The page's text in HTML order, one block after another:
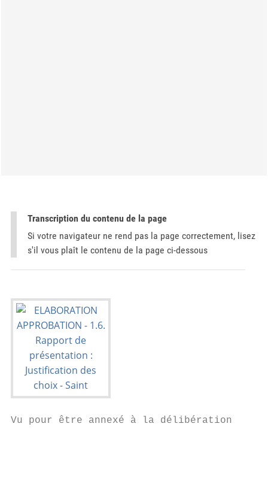
Transcription du contenu de la page
Si votre navigateur ne rend pas la page correctement, lisez
s'il vous plaît le contenu de la page ci-dessous
Vu pour être annexé à la délibération